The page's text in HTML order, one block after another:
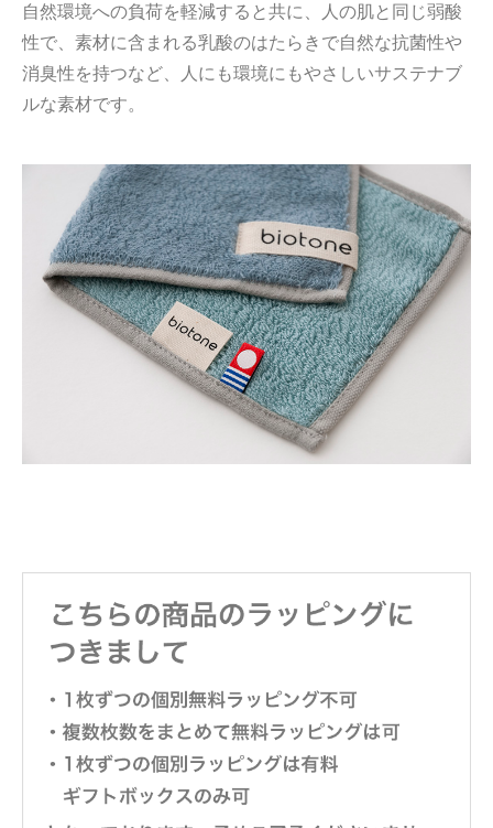
自然環境への負荷を軽減すると共に、人の肌と同じ弱酸
性で、素材に含まれる乳酸のはたらきで自然な抗菌性や
消臭性を持つなど、人にも環境にもやさしいサステナブ
ルな素材です。